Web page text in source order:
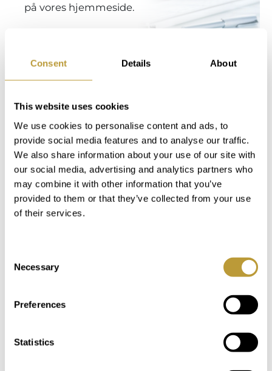
Consent Details About
This website uses cookies
We use cookies to personalise content and ads, to
provide social media features and to analyse our traffic.
We also share information about your use of our site with
our social media, advertising and analytics partners who
may combine it with other information that you’ve
provided to them or that they’ve collected from your use
of their services.
Selection
Necessary
Preferences
Statistics
på vores hjemmeside.
Du kan også være
interesseret i
MODERNE MIDDELHAVSVILLA I